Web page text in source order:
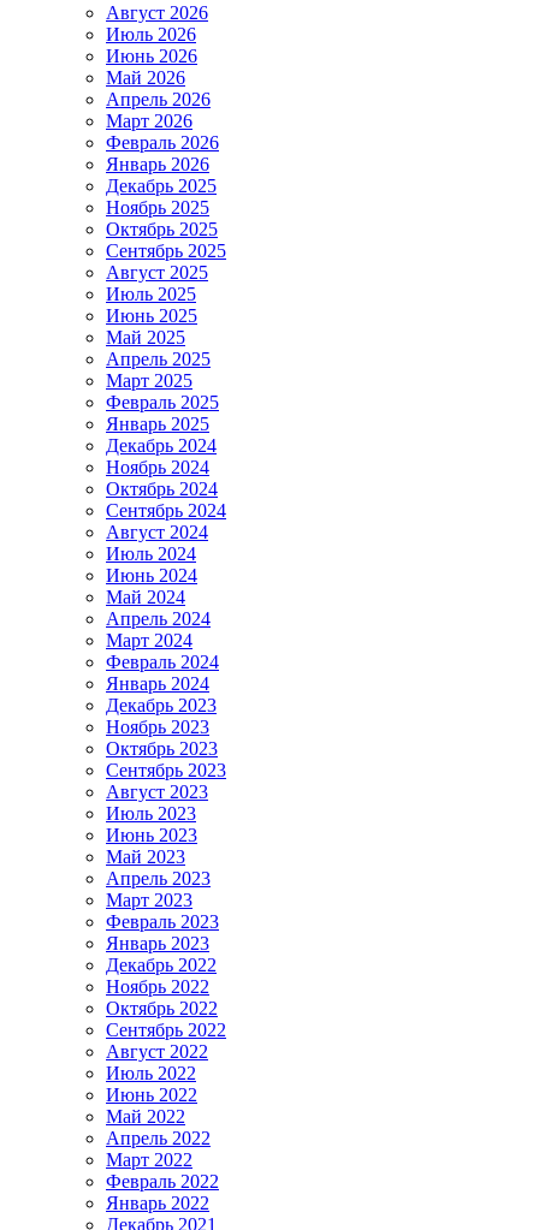
Август 2026
Июль 2026
Июнь 2026
Май 2026
Апрель 2026
Март 2026
Февраль 2026
Январь 2026
Декабрь 2025
Ноябрь 2025
Октябрь 2025
Сентябрь 2025
Август 2025
Июль 2025
Июнь 2025
Май 2025
Апрель 2025
Март 2025
Февраль 2025
Январь 2025
Декабрь 2024
Ноябрь 2024
Октябрь 2024
Сентябрь 2024
Август 2024
Июль 2024
Июнь 2024
Май 2024
Апрель 2024
Март 2024
Февраль 2024
Январь 2024
Декабрь 2023
Ноябрь 2023
Октябрь 2023
Сентябрь 2023
Август 2023
Июль 2023
Июнь 2023
Май 2023
Апрель 2023
Март 2023
Февраль 2023
Январь 2023
Декабрь 2022
Ноябрь 2022
Октябрь 2022
Сентябрь 2022
Август 2022
Июль 2022
Июнь 2022
Май 2022
Апрель 2022
Март 2022
Февраль 2022
Январь 2022
Декабрь 2021